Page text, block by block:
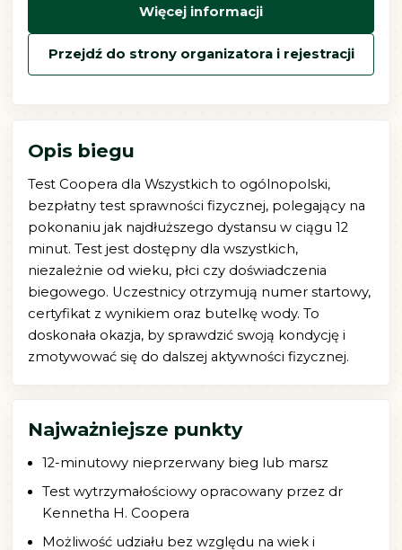
Więcej informacji
Przejdź do strony organizatora i rejestracji
Opis biegu
Test Coopera dla Wszystkich to ogólnopolski,
bezpłatny test sprawności fizycznej, polegający na
pokonaniu jak najdłuższego dystansu w ciągu 12
minut. Test jest dostępny dla wszystkich,
niezależnie od wieku, płci czy doświadczenia
biegowego. Uczestnicy otrzymują numer startowy,
certyfikat z wynikiem oraz butelkę wody. To
doskonała okazja, by sprawdzić swoją kondycję i
zmotywować się do dalszej aktywności fizycznej.
Najważniejsze punkty
12-minutowy nieprzerwany bieg lub marsz
Test wytrzymałościowy opracowany przez dr
Kennetha H. Coopera
Możliwość udziału bez względu na wiek i